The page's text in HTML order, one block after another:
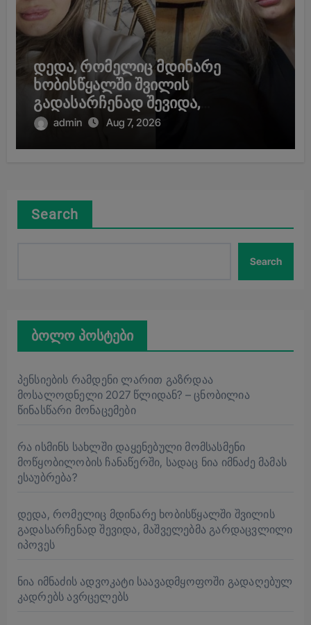
დედა, რომელიც მდინარე
ხობისწყალში შვილის
გადასარჩენად შევიდა,
მაშველებმა გარდაცვლილი
admin Aug 7, 2026
Search
Search
ბოლო პოსტები
პენსიების რამდენი ლარით გაზრდაა
მოსალოდნელი 2027 წლიდან? – ცნობილია
წინასწარი მონაცემები
რა ისმინს სახლში დაყენებული მომსასმენი
მოწყობილობის ჩანაწერში, სადაც ნია იმნაძე მამას
ესაუბრება?
დედა, რომელიც მდინარე ხობისწყალში შვილის
გადასარჩენად შევიდა, მაშველებმა გარდაცვლილი
იპოვეს
ნია იმნაძის ადვოკატი საავადმყოფოში გადაღებულ
კადრებს ავრცელებს